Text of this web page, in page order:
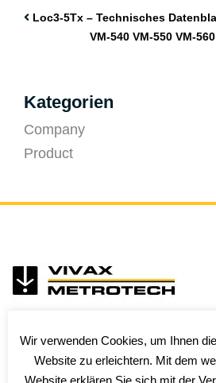
Loc3-5Tx – Technisches
VM-540 VM-550 VM-
Kategorien
Company
Product
Wir verwenden Cookies, um Ihnen
Website zu erleichtern. Mit dem
Website erklären Sie sich mit der